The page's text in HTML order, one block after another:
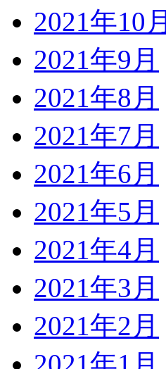
2021年10月
2021年9月
2021年8月
2021年7月
2021年6月
2021年5月
2021年4月
2021年3月
2021年2月